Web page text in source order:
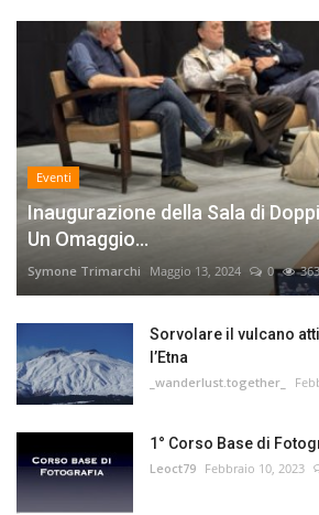
Eventi
Inaugurazione della Sala di
Un Omaggio...
Symone Trimarchi Maggio 13, 2024 0 363
Sorvolare il vulcano
l’Etna
_wanderlust.together_
1° Corso Base di
Leoct79 Febbraio 10, 2023